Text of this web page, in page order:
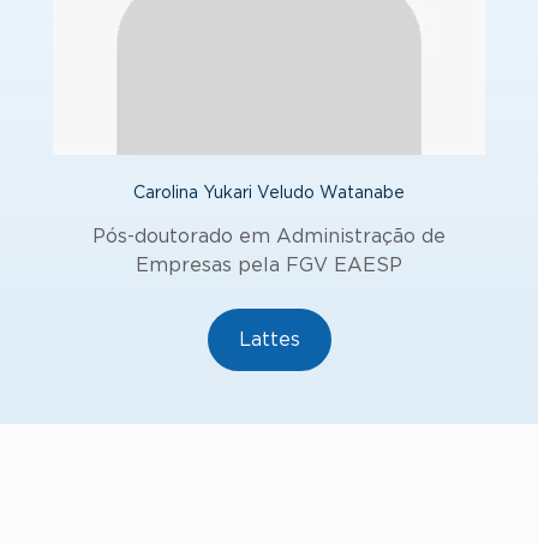
Carolina Yukari Veludo Watanabe
Pós-doutorado em Administração de
Empresas pela FGV EAESP
Lattes